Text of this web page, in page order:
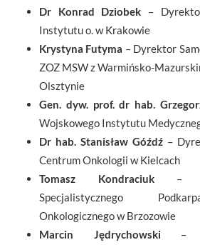
Dr Konrad Dziobek –
Instytutu o. w Krakowie
Krystyna Futyma – Dyrektor
ZOZ MSW z Warmińsko-
Olsztynie
Gen. dyw. prof. dr hab.
Wojskowego Instytutu
Dr hab. Stanisław Góźdź –
Centrum Onkologii w Kielcach
Tomasz Kondraciuk–
Specjalistycznego
Onkologicznego w Brzozowie
Marcin Jędrychowski –